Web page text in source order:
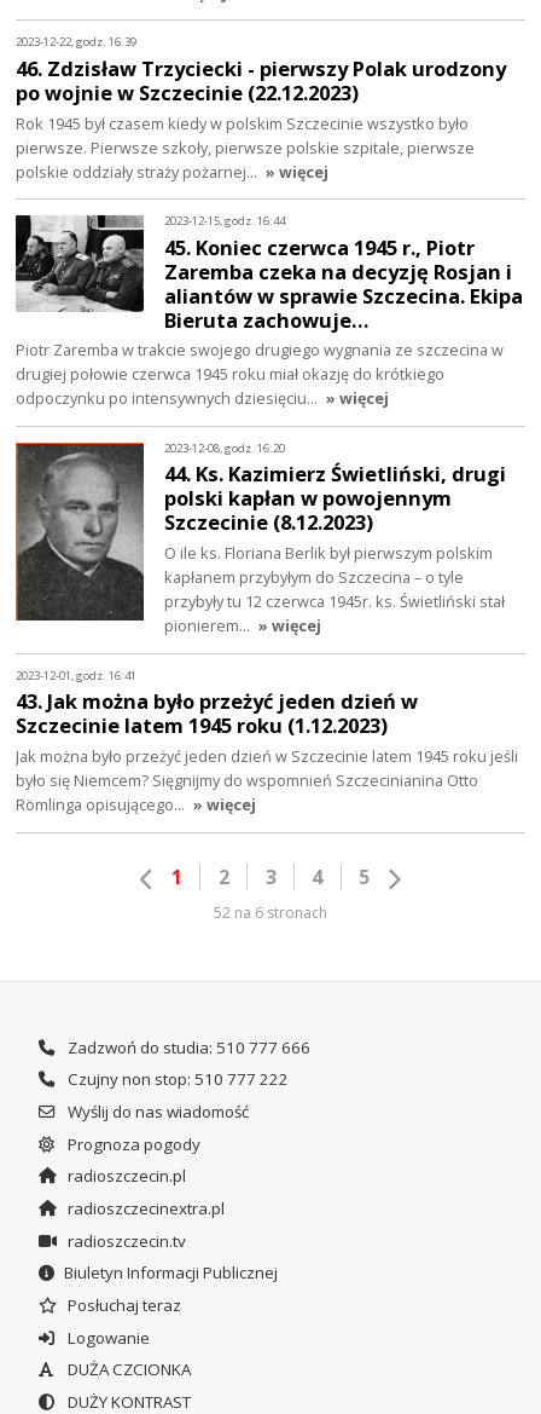
2023-12-22, godz. 16:39
46. Zdzisław Trzyciecki - pierwszy Polak urodzony
po wojnie w Szczecinie (22.12.2023)
Rok 1945 był czasem kiedy w polskim Szczecinie wszystko było
pierwsze. Pierwsze szkoły, pierwsze polskie szpitale, pierwsze
polskie oddziały straży pożarnej… » więcej
2023-12-15, godz. 16:44
45. Koniec czerwca 1945 r., Piotr
Zaremba czeka na decyzję Rosjan i
aliantów w sprawie Szczecina. Ekipa
Bieruta zachowuje…
Piotr Zaremba w trakcie swojego drugiego wygnania ze szczecina w
drugiej połowie czerwca 1945 roku miał okazję do krótkiego
odpoczynku po intensywnych dziesięciu… » więcej
2023-12-08, godz. 16:20
44. Ks. Kazimierz Świetliński, drugi
polski kapłan w powojennym
Szczecinie (8.12.2023)
O ile ks. Floriana Berlik był pierwszym polskim
kapłanem przybyłym do Szczecina – o tyle
przybyły tu 12 czerwca 1945r. ks. Świetliński stał
pionierem… » więcej
2023-12-01, godz. 16:41
43. Jak można było przeżyć jeden dzień w
Szczecinie latem 1945 roku (1.12.2023)
Jak można było przeżyć jeden dzień w Szczecinie latem 1945 roku jeśli
było się Niemcem? Sięgnijmy do wspomnień Szczecinianina Otto
Römlinga opisującego… » więcej
1 2 3 4 5
52 na 6 stronach
Zadzwoń do studia: 510 777 666
Czujny non stop: 510 777 222
Wyślij do nas wiadomość
Prognoza pogody
radioszczecin.pl
radioszczecinextra.pl
radioszczecin.tv
Biuletyn Informacji Publicznej
Posłuchaj teraz
Logowanie
DUŻA CZCIONKA
DUŻY KONTRAST